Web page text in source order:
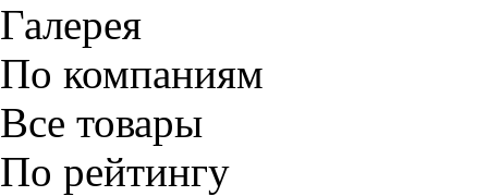
Галерея
По компаниям
Все товары
По рейтингу